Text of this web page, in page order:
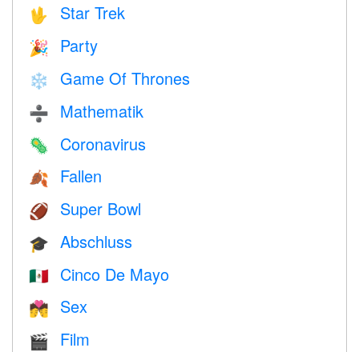
🖖 Star Trek
🎉 Party
❄️ Game Of Thrones
➗ Mathematik
🦠 Coronavirus
🍂 Fallen
🏈 Super Bowl
🎓 Abschluss
🇲🇽 Cinco De Mayo
💏 Sex
🎬 Film